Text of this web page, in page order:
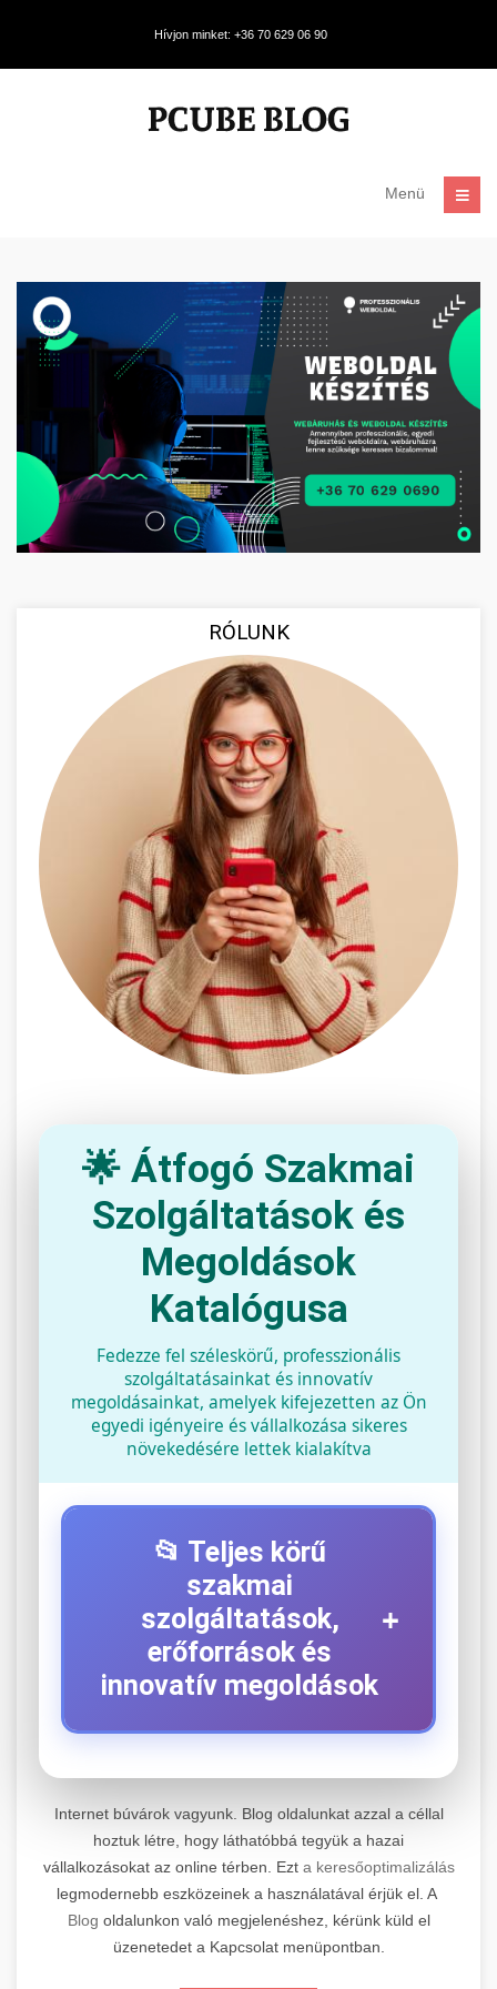
Hívjon minket: +36 70 629 06 90
Menü
RÓLUNK
🌟 Átfogó Szakmai
Szolgáltatások és
Megoldások
Katalógusa
Fedezze fel széleskörű, professzionális
szolgáltatásainkat és innovatív
megoldásainkat, amelyek kifejezetten az Ön
egyedi igényeire és vállalkozása sikeres
növekedésére lettek kialakítva
📂 Teljes körű
szakmai
szolgáltatások,
erőforrások és
innovatív megoldások
+
+
Kiemelkedő szakértelemmel rendelkező
elektromos roller javítási és átfogó
karbantartási szolgáltatásokat kínálunk minden
jelentős gyártó és modell számára. Tapasztalt
technikusaink a legmodernebb diagnosztikai
📊 2. Online Marketing
Ügynökség
+
Átfogó és eredményorientált online marketing
Internet búvárok vagyunk. Blog oldalunkat azzal a céllal
hoztuk létre, hogy láthatóbbá tegyük a hazai
vállalkozásokat az online térben. Ezt a keresőoptimalizálás
legmodernebb eszközeinek a használatával érjük el. A
Blog oldalunkon való megjelenéshez, kérünk küld el
üzenetedet a Kapcsolat menüpontban.